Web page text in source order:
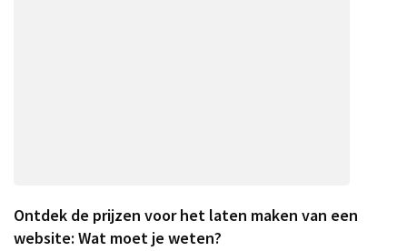
Ontdek de prijzen voor het laten maken van een
website: Wat moet je weten?